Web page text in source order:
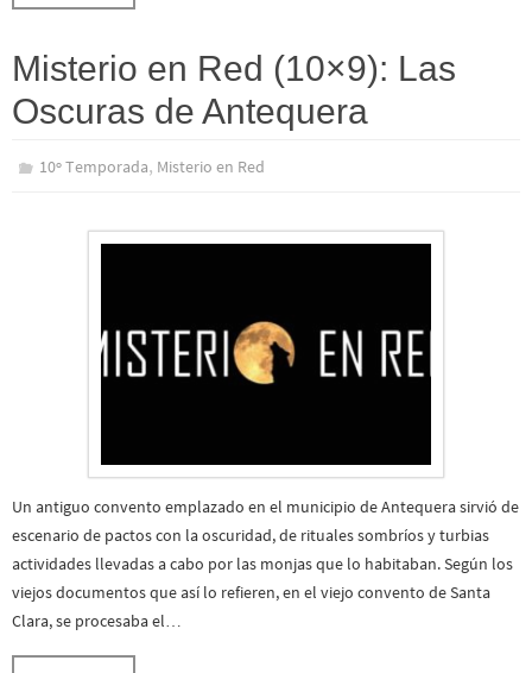
Misterio en Red (10×9): Las
Oscuras de Antequera
10º Temporada, Misterio en Red
Un antiguo convento emplazado en el municipio de Antequera sirvió de
escenario de pactos con la oscuridad, de rituales sombríos y turbias
actividades llevadas a cabo por las monjas que lo habitaban. Según los
viejos documentos que así lo refieren, en el viejo convento de Santa
Clara, se procesaba el…